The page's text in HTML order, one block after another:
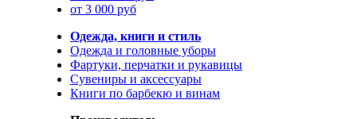
от 3 000 руб
Одежда, книги и стиль
Одежда и головные уборы
Фартуки, перчатки и рукавицы
Сувениры и аксессуары
Книги по барбекю и винам